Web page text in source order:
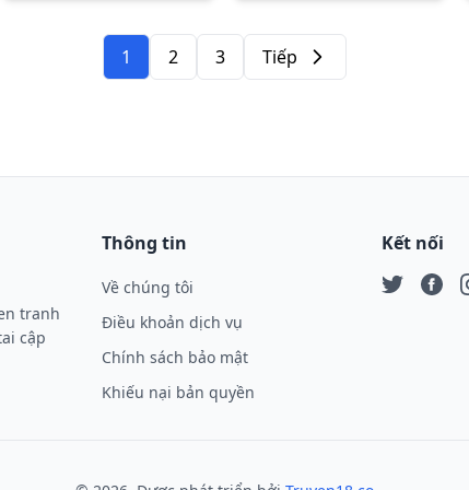
1 2 3 Tiếp
Tiếp
tranh
cập
Thông tin
Về chúng tôi
Điều khoản dịch vụ
Chính sách bảo mật
Khiếu nại bản quyền
Kết nối